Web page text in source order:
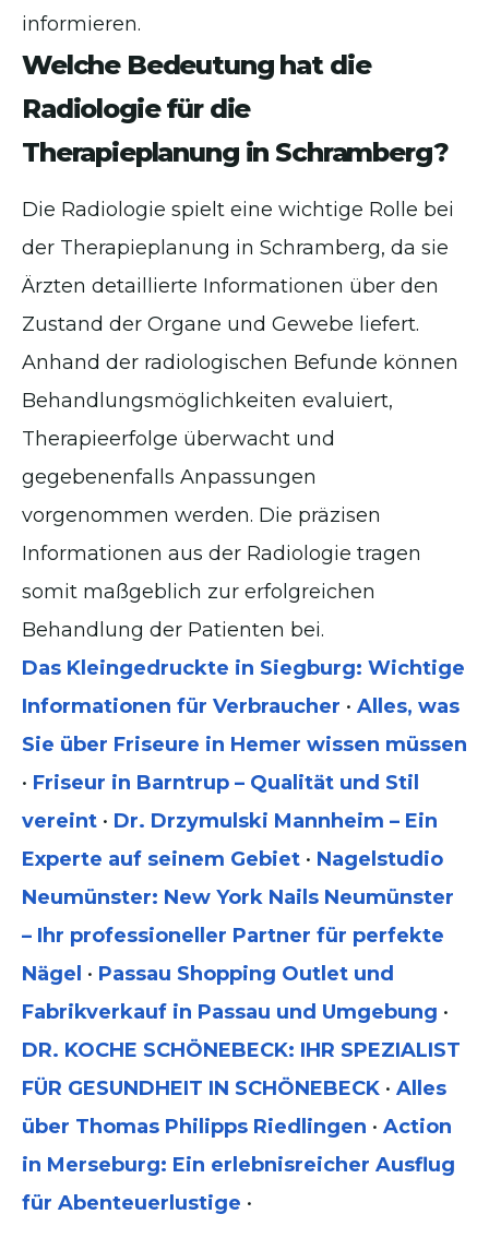
informieren.
Welche Bedeutung hat die
Radiologie für die
Therapieplanung in Schramberg?
Die Radiologie spielt eine wichtige Rolle bei
der Therapieplanung in Schramberg, da sie
Ärzten detaillierte Informationen über den
Zustand der Organe und Gewebe liefert.
Anhand der radiologischen Befunde können
Behandlungsmöglichkeiten evaluiert,
Therapieerfolge überwacht und
gegebenenfalls Anpassungen
vorgenommen werden. Die präzisen
Informationen aus der Radiologie tragen
somit maßgeblich zur erfolgreichen
Behandlung der Patienten bei.
Das Kleingedruckte in Siegburg: Wichtige
Informationen für Verbraucher • Alles, was
Sie über Friseure in Hemer wissen müssen
• Friseur in Barntrup – Qualität und Stil
vereint • Dr. Drzymulski Mannheim – Ein
Experte auf seinem Gebiet • Nagelstudio
Neumünster: New York Nails Neumünster
– Ihr professioneller Partner für perfekte
Nägel • Passau Shopping Outlet und
Fabrikverkauf in Passau und Umgebung •
DR. KOCHE SCHÖNEBECK: IHR SPEZIALIST
FÜR GESUNDHEIT IN SCHÖNEBECK • Alles
über Thomas Philipps Riedlingen • Action
in Merseburg: Ein erlebnisreicher Ausflug
für Abenteuerlustige •